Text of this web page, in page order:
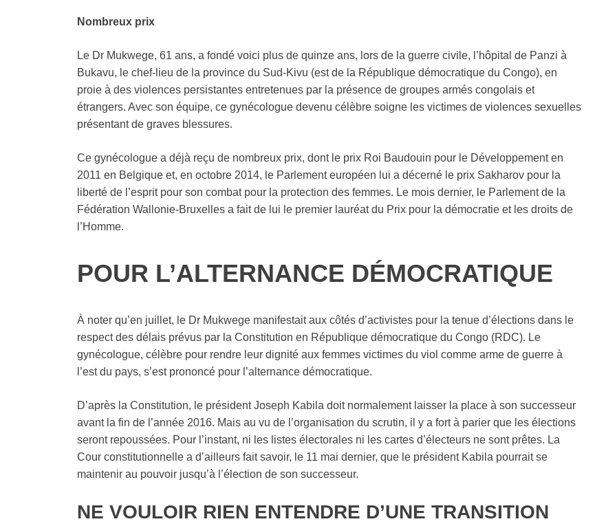
Nombreux prix
Le Dr Mukwege, 61 ans, a fondé voici plus de quinze ans, lors de la guerre civile, l’hôpital de Panzi à
Bukavu, le chef-lieu de la province du Sud-Kivu (est de la République démocratique du Congo), en
proie à des violences persistantes entretenues par la présence de groupes armés congolais et
étrangers. Avec son équipe, ce gynécologue devenu célèbre soigne les victimes de violences sexuelles
présentant de graves blessures.
Ce gynécologue a déjà reçu de nombreux prix, dont le prix Roi Baudouin pour le Développement en
2011 en Belgique et, en octobre 2014, le Parlement européen lui a décerné le prix Sakharov pour la
liberté de l’esprit pour son combat pour la protection des femmes. Le mois dernier, le Parlement de la
Fédération Wallonie-Bruxelles a fait de lui le premier lauréat du Prix pour la démocratie et les droits de
l’Homme.
POUR L’ALTERNANCE DÉMOCRATIQUE
À noter qu’en juillet, le Dr Mukwege manifestait aux côtés d’activistes pour la tenue d’élections dans le
respect des délais prévus par la Constitution en République démocratique du Congo (RDC). Le
gynécologue, célèbre pour rendre leur dignité aux femmes victimes du viol comme arme de guerre à
l’est du pays, s’est prononcé pour l’alternance démocratique.
D’après la Constitution, le président Joseph Kabila doit normalement laisser la place à son successeur
avant la fin de l’année 2016. Mais au vu de l’organisation du scrutin, il y a fort à parier que les élections
seront repoussées. Pour l’instant, ni les listes électorales ni les cartes d’électeurs ne sont prêtes. La
Cour constitutionnelle a d’ailleurs fait savoir, le 11 mai dernier, que le président Kabila pourrait se
maintenir au pouvoir jusqu’à l’élection de son successeur.
NE VOULOIR RIEN ENTENDRE D’UNE TRANSITION